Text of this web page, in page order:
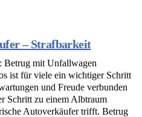
– Strafbarkeit
Betrug mit Unfallwagen
ist für viele ein wichtiger Schritt
und Freude verbunden
Schritt zu einem Albtraum
Autoverkäufer trifft. Betrug